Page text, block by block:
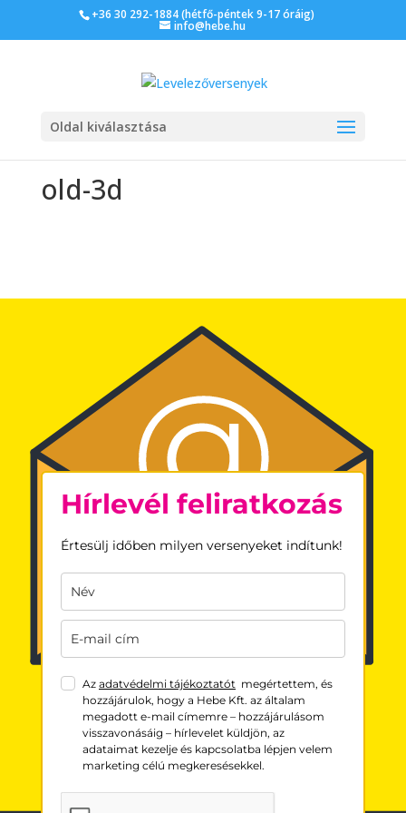
+36 30 292-1884 (hétfő-péntek 9-17 óráig)
info@hebe.hu
Oldal kiválasztása
old-3d
Hírlevél feliratkozás
Értesülj időben milyen versenyeket indítunk!
Az adatvédelmi tájékoztatótmegértettem, és
hozzájárulok, hogy a Hebe Kft. az általam
megadott e-mail címemre – hozzájárulásom
visszavonásáig – hírlevelet küldjön, az
adataimat kezelje és kapcsolatba lépjen velem
marketing célú megkeresésekkel.